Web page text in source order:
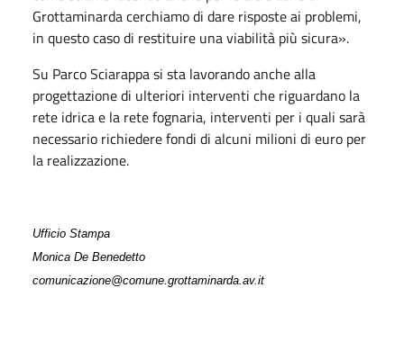
Grottaminarda cerchiamo di dare risposte ai problemi,
in questo caso di restituire una viabilità più sicura».
Su Parco Sciarappa si sta lavorando anche alla
progettazione di ulteriori interventi che riguardano la
rete idrica e la rete fognaria, interventi per i quali sarà
necessario richiedere fondi di alcuni milioni di euro per
la realizzazione.
Ufficio Stampa
Monica De Benedetto
comunicazione@comune.grottaminarda.av.it